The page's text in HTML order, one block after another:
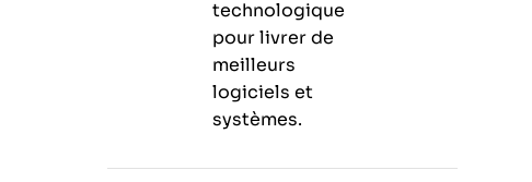
technologique
pour livrer de
meilleurs
logiciels et
systèmes.